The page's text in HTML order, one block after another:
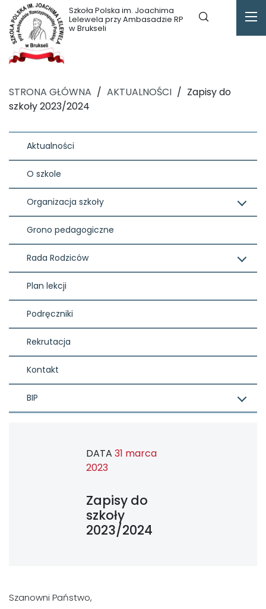
Szkoła Polska im. Joachima
Lelewela przy Ambasadzie RP
w Brukseli
STRONA GŁÓWNA / AKTUALNOŚCI / Zapisy do
szkoły 2023/2024
Aktualności
O szkole
Organizacja szkoły
Grono pedagogiczne
Rada Rodziców
Plan lekcji
Podręczniki
Rekrutacja
Kontakt
BIP
DATA 31 marca
2023
Zapisy do
szkoły
2023/2024
Szanowni Państwo,